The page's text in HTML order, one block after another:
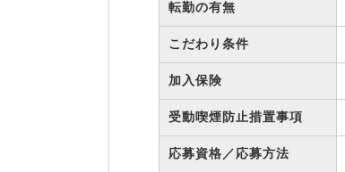
転勤の有無
こだわり条件
加入保険
受動喫煙防止措置事項
応募資格／応募方法